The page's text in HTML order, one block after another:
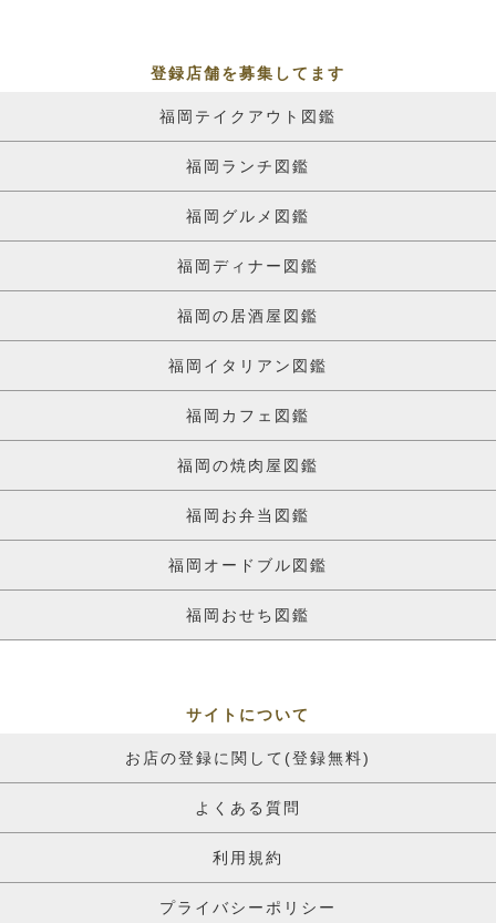
登録店舗を募集してます
福岡テイクアウト図鑑
福岡ランチ図鑑
福岡グルメ図鑑
福岡ディナー図鑑
福岡の居酒屋図鑑
福岡イタリアン図鑑
福岡カフェ図鑑
福岡の焼肉屋図鑑
福岡お弁当図鑑
福岡オードブル図鑑
福岡おせち図鑑
サイトについて
お店の登録に関して(登録無料)
よくある質問
利用規約
プライバシーポリシー